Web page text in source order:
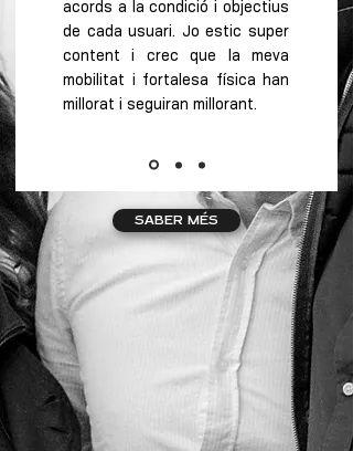
acords a la condició i objectius
de cada usuari. Jo estic super
content i crec que la meva
mobilitat i fortalesa física han
millorat i seguiran millorant.
SABER MÉS